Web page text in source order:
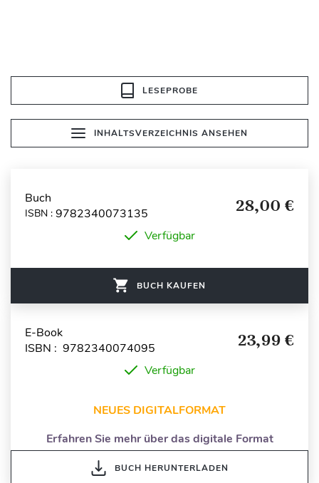
LESEPROBE
INHALTSVERZEICHNIS ANSEHEN
Buch
ISBN : 9782340073135 28,00 €
Verfügbar
BUCH KAUFEN
E-Book
ISBN : 9782340074095
23,99 €
Verfügbar
NEUES DIGITALFORMAT
Erfahren Sie mehr über das digitale Format
BUCH HERUNTERLADEN